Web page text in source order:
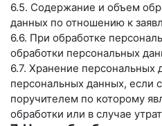
6.5. Содержание и объем
данных по отношению к
6.6. При обработке
обработки персональных
6.7. Хранение
персональных данных, если
поручителем по которому
обработки или в случае